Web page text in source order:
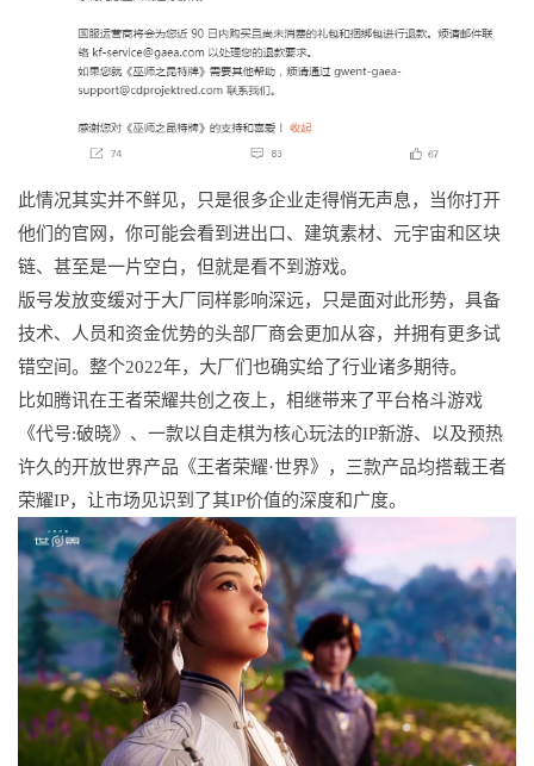
此情况其实并不鲜见，只是很多企业走得悄无声息，当你打开
他们的官网，你可能会看到进出口、建筑素材、元宇宙和区块
链、甚至是一片空白，但就是看不到游戏。
版号发放变缓对于大厂同样影响深远，只是面对此形势，具备
技术、人员和资金优势的头部厂商会更加从容，并拥有更多试
错空间。整个2022年，大厂们也确实给了行业诸多期待。
比如腾讯在王者荣耀共创之夜上，相继带来了平台格斗游戏
《代号:破晓》、一款以自走棋为核心玩法的IP新游、以及预热
许久的开放世界产品《王者荣耀·世界》，三款产品均搭载王者
荣耀IP，让市场见识到了其IP价值的深度和广度。